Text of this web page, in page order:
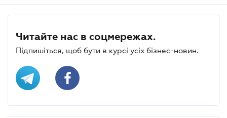
Читайте нас в соцмережах.
Підпишіться, щоб бути в курсі усіх бізнес-новин.